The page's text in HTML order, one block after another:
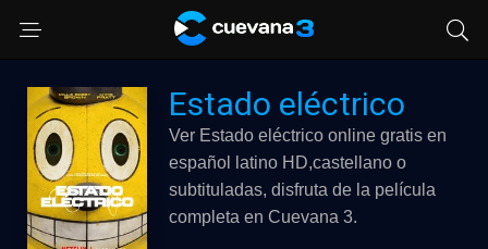
Estado eléctrico
Ver Estado eléctrico online gratis en
español latino HD,castellano o
subtituladas, disfruta de la película
completa en Cuevana 3.